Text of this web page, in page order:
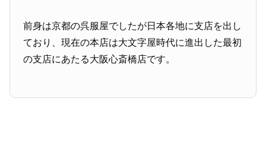
前身は京都の呉服屋でしたが日本各地に支店を出し
ており、現在の本店は大文字屋時代に進出した最初
の支店にあたる大阪心斎橋店です。